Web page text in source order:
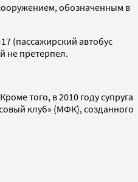
обозначенным в
(пассажирский автобус
не претерпел.
того, в 2010 году супруга
клуб» (МФК), созданного